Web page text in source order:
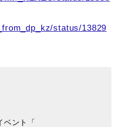
status/13829
ベント「